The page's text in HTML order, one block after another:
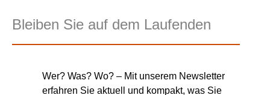
Bleiben Sie auf dem Laufenden
Wer? Was? Wo? – Mit unserem Newsletter
erfahren Sie aktuell und kompakt, was Sie